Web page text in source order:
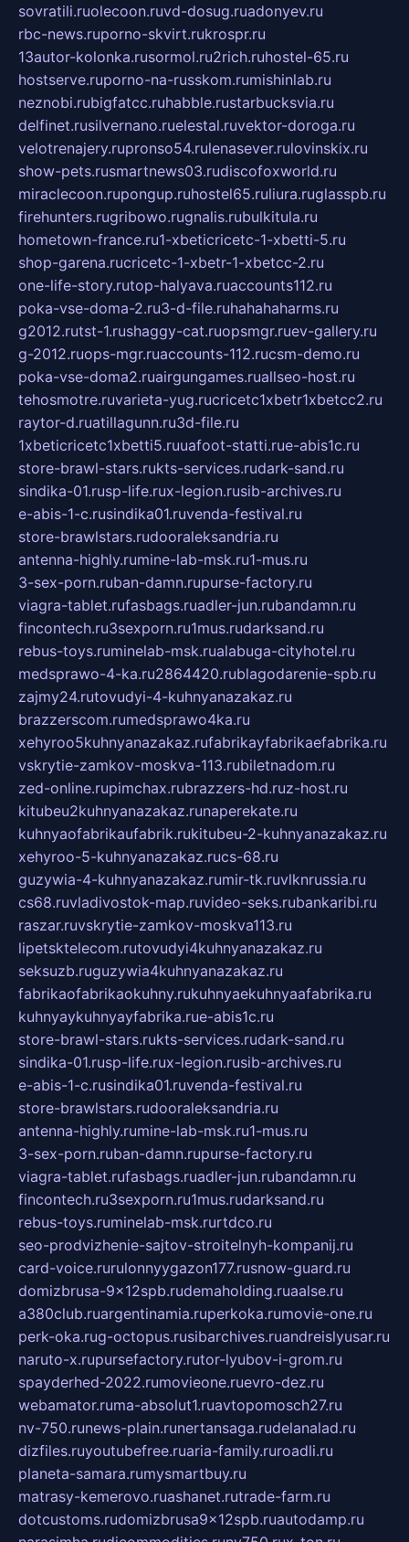
sovratili.ruolecoon.ruvd-dosug.ruadonyev.ru
rbc-news.ruporno-skvirt.rukrospr.ru
13autor-kolonka.rusormol.ru2rich.ruhostel-65.ru
hostserve.ruporno-na-russkom.rumishinlab.ru
neznobi.rubigfatcc.ruhabble.rustarbucksvia.ru
delfinet.rusilvernano.ruelestal.ruvektor-doroga.ru
velotrenajery.rupronso54.rulenasever.rulovinskix.ru
show-pets.rusmartnews03.rudiscofoxworld.ru
miraclecoon.rupongup.ruhostel65.ruliura.ruglasspb.ru
firehunters.rugribowo.rugnalis.rubulkitula.ru
hometown-france.ru1-xbeticricetc-1-xbetti-5.ru
shop-garena.rucricetc-1-xbetr-1-xbetcc-2.ru
one-life-story.rutop-halyava.ruaccounts112.ru
poka-vse-doma-2.ru3-d-file.ruhahahaharms.ru
g2012.rutst-1.rushaggy-cat.ruopsmgr.ruev-gallery.ru
g-2012.ruops-mgr.ruaccounts-112.rucsm-demo.ru
poka-vse-doma2.ruairgungames.ruallseo-host.ru
tehosmotre.ruvarieta-yug.rucricetc1xbetr1xbetcc2.ru
raytor-d.ruatillagunn.ru3d-file.ru
1xbeticricetc1xbetti5.ruuafoot-statti.rue-abis1c.ru
store-brawl-stars.rukts-services.rudark-sand.ru
sindika-01.rusp-life.rux-legion.rusib-archives.ru
e-abis-1-c.rusindika01.ruvenda-festival.ru
store-brawlstars.rudooraleksandria.ru
antenna-highly.rumine-lab-msk.ru1-mus.ru
3-sex-porn.ruban-damn.rupurse-factory.ru
viagra-tablet.rufasbags.ruadler-jun.rubandamn.ru
fincontech.ru3sexporn.ru1mus.rudarksand.ru
rebus-toys.ruminelab-msk.rualabuga-cityhotel.ru
medsprawo-4-ka.ru2864420.rublagodarenie-spb.ru
zajmy24.rutovudyi-4-kuhnyanazakaz.ru
brazzerscom.rumedsprawo4ka.ru
xehyroo5kuhnyanazakaz.rufabrikayfabrikaefabrika.ru
vskrytie-zamkov-moskva-113.rubiletnadom.ru
zed-online.rupimchax.rubrazzers-hd.ruz-host.ru
kitubeu2kuhnyanazakaz.runaperekate.ru
kuhnyaofabrikaufabrik.rukitubeu-2-kuhnyanazakaz.ru
xehyroo-5-kuhnyanazakaz.rucs-68.ru
guzywia-4-kuhnyanazakaz.rumir-tk.ruvlknrussia.ru
cs68.ruvladivostok-map.ruvideo-seks.rubankaribi.ru
raszar.ruvskrytie-zamkov-moskva113.ru
lipetsktelecom.rutovudyi4kuhnyanazakaz.ru
seksuzb.ruguzywia4kuhnyanazakaz.ru
fabrikaofabrikaokuhny.rukuhnyaekuhnyaafabrika.ru
kuhnyaykuhnyayfabrika.rue-abis1c.ru
store-brawl-stars.rukts-services.rudark-sand.ru
sindika-01.rusp-life.rux-legion.rusib-archives.ru
e-abis-1-c.rusindika01.ruvenda-festival.ru
store-brawlstars.rudooraleksandria.ru
antenna-highly.rumine-lab-msk.ru1-mus.ru
3-sex-porn.ruban-damn.rupurse-factory.ru
viagra-tablet.rufasbags.ruadler-jun.rubandamn.ru
fincontech.ru3sexporn.ru1mus.rudarksand.ru
rebus-toys.ruminelab-msk.rurtdco.ru
seo-prodvizhenie-sajtov-stroitelnyh-kompanij.ru
card-voice.rurulonnyygazon177.rusnow-guard.ru
domizbrusa-9x12spb.rudemaholding.ruaalse.ru
a380club.ruargentinamia.ruperkoka.rumovie-one.ru
perk-oka.rug-octopus.rusibarchives.ruandreislyusar.ru
naruto-x.rupursefactory.rutor-lyubov-i-grom.ru
spayderhed-2022.rumovieone.ruevro-dez.ru
webamator.ruma-absolut1.ruavtopomosch27.ru
nv-750.runews-plain.runertansaga.rudelanalad.ru
dizfiles.ruyoutubefree.ruaria-family.ruroadli.ru
planeta-samara.rumysmartbuy.ru
matrasy-kemerovo.ruashanet.rutrade-farm.ru
dotcustoms.rudomizbrusa9x12spb.ruautodamp.ru